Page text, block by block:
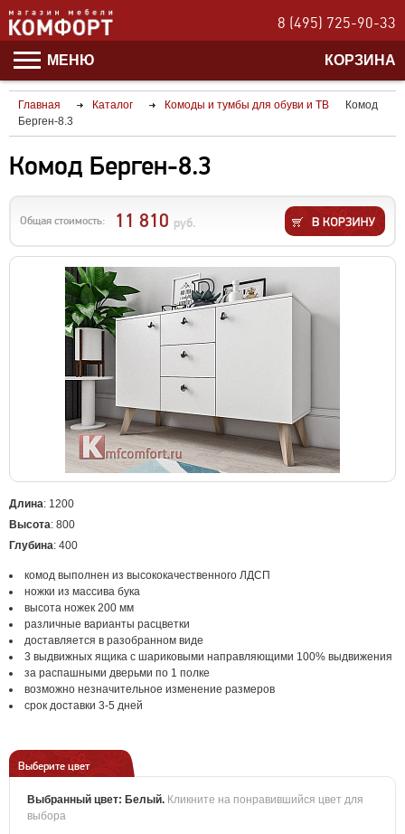
8 (495) 725-90-33
МЕНЮ КОРЗИНА
Главная Каталог Комоды и тумбы для обуви и ТВ
Комод
Берген-8.3
Комод Берген-8.3
Общая стоимость: 11 810 руб.
Длина: 1200
Высота: 800
Глубина: 400
комод выполнен из высококачественного ЛДСП
ножки из массива бука
высота ножек 200 мм
различные варианты расцветки
доставляется в разобранном виде
3 выдвижных ящика с шариковыми направляющими 100% выдвижения
за распашными дверьми по 1 полке
возможно незначительное изменение размеров
срок доставки 3-5 дней
Выберите цвет
Выбранный цвет: Белый. Кликните на понравившийся цвет для
выбора